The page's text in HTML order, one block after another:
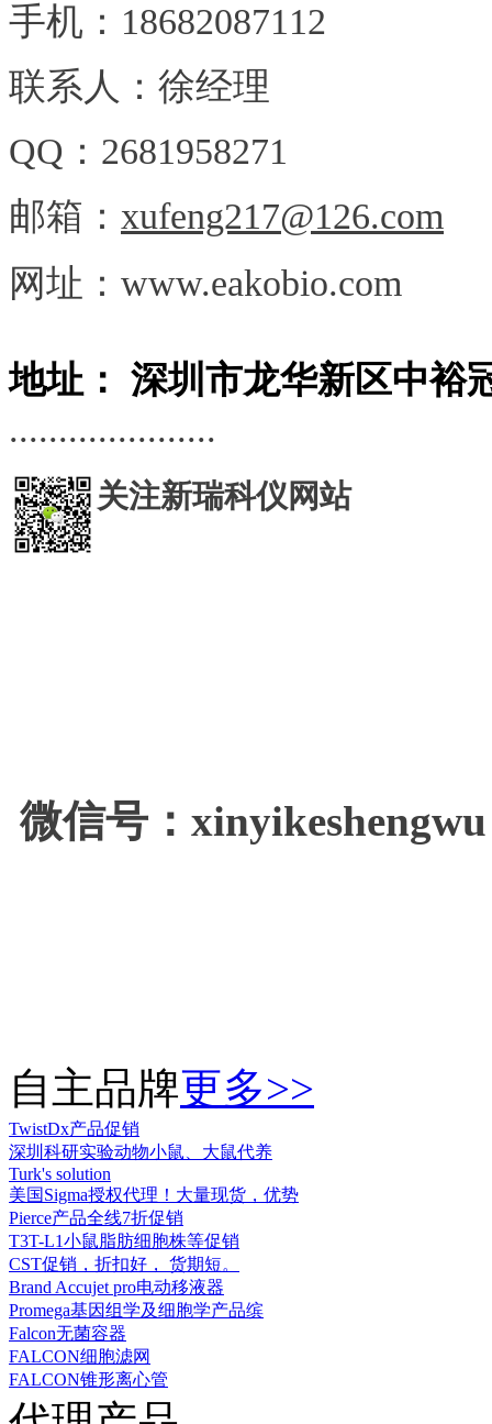
手机：18682087112
联系人：徐经理
QQ：2681958271
邮箱： xufeng217@126.com
网址：www.eakobio.com
地址： 深圳市龙华新区中裕
.....................
关注新瑞科仪网站
微信号：xinyikeshengwu
自主品牌更多>>
TwistDx产品促销
深圳科研实验动物小鼠、大鼠代养
Turk's solution
美国Sigma授权代理！大量现货，优势
Pierce产品全线7折促销
T3T-L1小鼠脂肪细胞株等促销
CST促销，折扣好， 货期短。
Brand Accujet pro电动移液器
Promega基因组学及细胞学产品缤
Falcon无菌容器
FALCON细胞滤网
FALCON锥形离心管